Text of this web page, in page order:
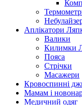
Аплікатори
Валики
Килимки
Пояса
Стрічки
Масажери
Кровоспинні
Мамам і
Медичний одяг